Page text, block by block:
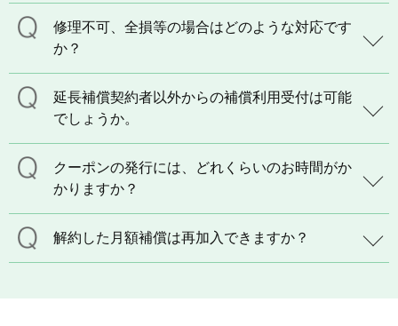
修理不可、全損等の場合はどのような対応です
か？
延長補償契約者以外からの補償利用受付は可能
でしょうか。
クーポンの発行には、どれくらいのお時間がか
かりますか？
解約した月額補償は再加入できますか？